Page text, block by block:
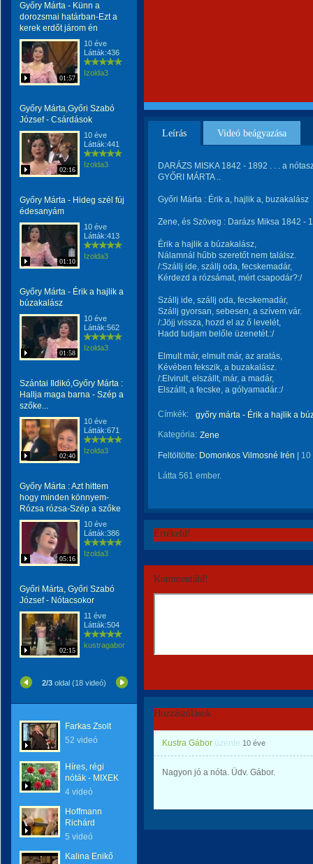
Győry Márta - Künn a
dorozsmai határban-Ezt a
kerek erdőt járom én
01:57
10 éve
Látták:436
Izolda3
Győry Márta,Győri Szabó
József - Csárdások
02:16
10 éve
Látták:441
Izolda3
Győry Márta - Hideg szél fúj
édesanyám
01:10
10 éve
Látták:413
Izolda3
Győry Márta - Érik a hajlik a
búzakalász
01:58
10 éve
Látták:562
Izolda3
Szántai Ildikó,Győry Márta :
Hallja maga barna - Szép a
szőke...
02:40
10 éve
Látták:671
Izolda3
Győry Márta : Azt hittem
hogy minden könnyem-
Rózsa rózsa-Szép a szőke
05:16
10 éve
Látták:386
Izolda3
Győri Márta, Győri Szabó
József - Nótacsokor
02:15
11 éve
Látták:504
kustragabor
2/3 oldal (18 videó)
Farkas Zsolt
52 videó
Híres, régi
nóták - MIXEK
4 videó
Hoffmann
Richárd
5 videó
Kalina Enikő
Leírás Videó beágyazása
DARÁZS MISKA 1842 - 1892 . . . a
GYŐRI MÁRTA ..
Győri Márta : Érik a, hajlik a, buzakalász
Zene, és Szöveg : Darázs Miksa 1842 -
Érik a hajlik a búzakalász,
Nálamnál hűbb szeretőt nem találsz.
/:Szállj ide, szállj oda, fecskemadár,
Kérdezd a rózsámat, mért csapodár?:/
Szállj ide, szállj oda, fecskemadár,
Szállj gyorsan, sebesen, a szívem vár.
/:Jöjj vissza, hozd el az ő levelét,
Hadd tudjam belőle üzenetét.:/
Elmult már, elmult már, az aratás,
Kévében fekszik, a buzakalász.
/:Elvirult, elszállt, már, a madár,
Elszállt, a fecske, a gólyamadár.:/
Címkék:
győry márta - Érik a hajlik a
Kategória: Zene
Feltöltötte: Domonkos Vilmosné Irén 10
Látta 561 ember.
Értékeld!
Kommentáld!
Hozzászólások
Kustra Gábor üzente 10 éve
Nagyon jó a nóta. Üdv. Gábor.